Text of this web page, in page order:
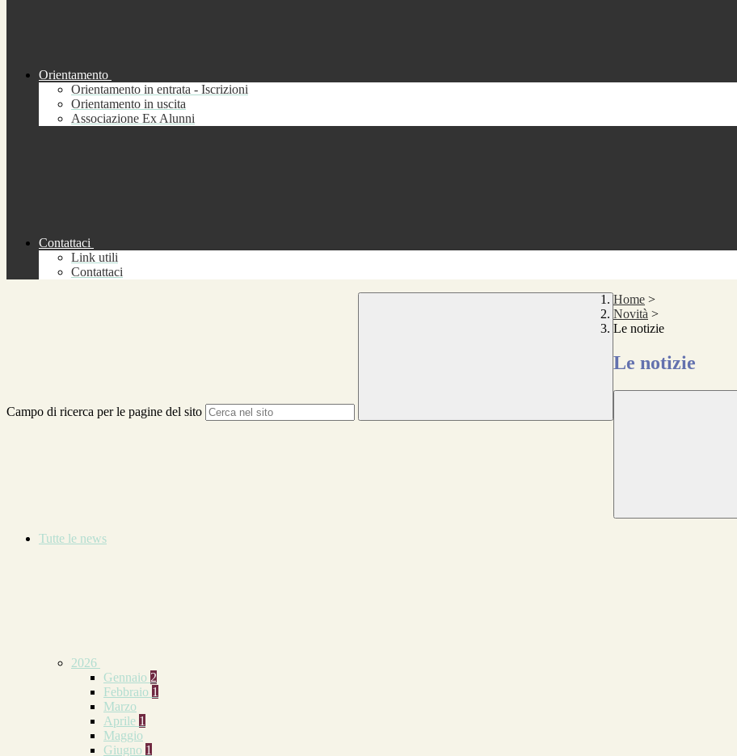
Orientamento
Orientamento in entrata - Iscrizioni
Orientamento in uscita
Associazione Ex Alunni
Contattaci
Link utili
Contattaci
Campo di ricerca per le pagine del sito
Home >
Novità >
Le notizie
Le notizie
Tutte le news
2026
Gennaio 2
Febbraio 1
Marzo
Aprile 1
Maggio
Giugno 1